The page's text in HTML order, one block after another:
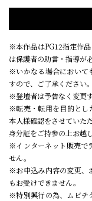
※本作品はPG12指定作
は保護者の助言・指導が
※いかなる場合において
すので、ご了承ください。
※登壇者は予告なく変更
※転売・転用を目的とし
本人様確認をさせていた
身分証をご持参の上お越
※インターネット販売で
せん。
※お申込み内容の変更、
もお受けできません。
※特別興行の為、ムビチ